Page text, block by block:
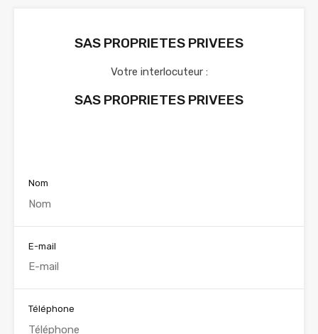
SAS PROPRIETES PRIVEES
Votre interlocuteur :
SAS PROPRIETES PRIVEES
Nom
E-mail
Téléphone